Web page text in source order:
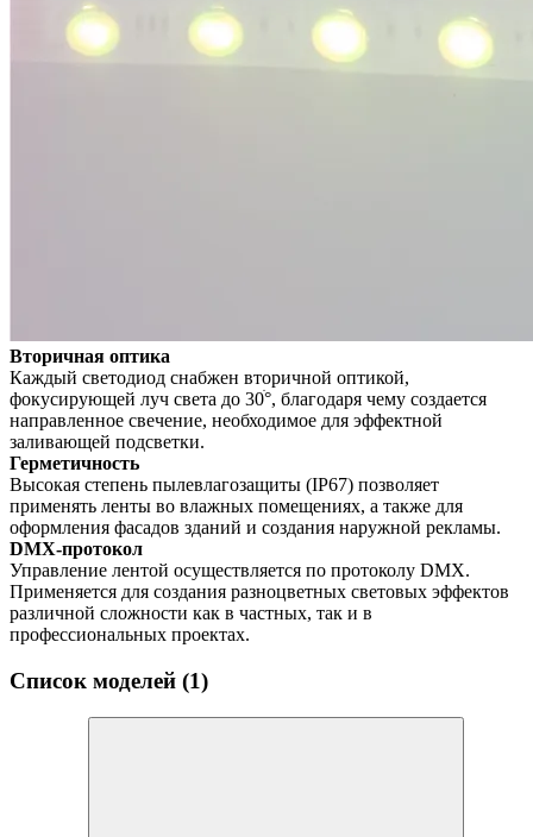
Вторичная оптика
Каждый светодиод снабжен вторичной оптикой,
фокусирующей луч света до 30ׄ°, благодаря чему создается
направленное свечение, необходимое для эффектной
заливающей подсветки.
Герметичность
Высокая степень пылевлагозащиты (IP67) позволяет
применять ленты во влажных помещениях, а также для
оформления фасадов зданий и создания наружной рекламы.
DMX-протокол
Управление лентой осуществляется по протоколу DMX.
Применяется для создания разноцветных световых эффектов
различной сложности как в частных, так и в
профессиональных проектах.
Список моделей (1)